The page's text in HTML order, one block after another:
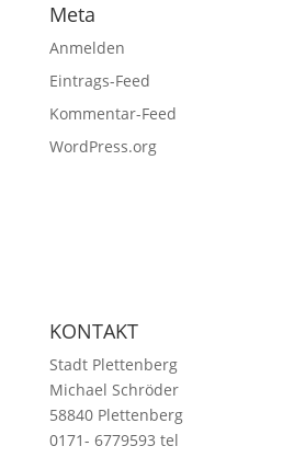
Meta
Anmelden
Eintrags-Feed
Kommentar-Feed
WordPress.org
KONTAKT
Stadt Plettenberg
Michael Schröder
58840 Plettenberg
0171- 6779593 tel